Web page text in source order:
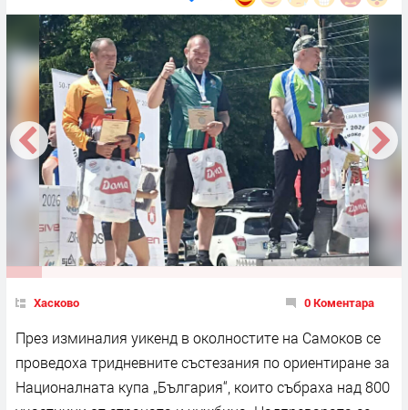
Хасково 0 Коментара
През изминалия уикенд в околностите на Самоков се
проведоха тридневните състезания по ориентиране за
Националната купа „България“, които събраха над 800